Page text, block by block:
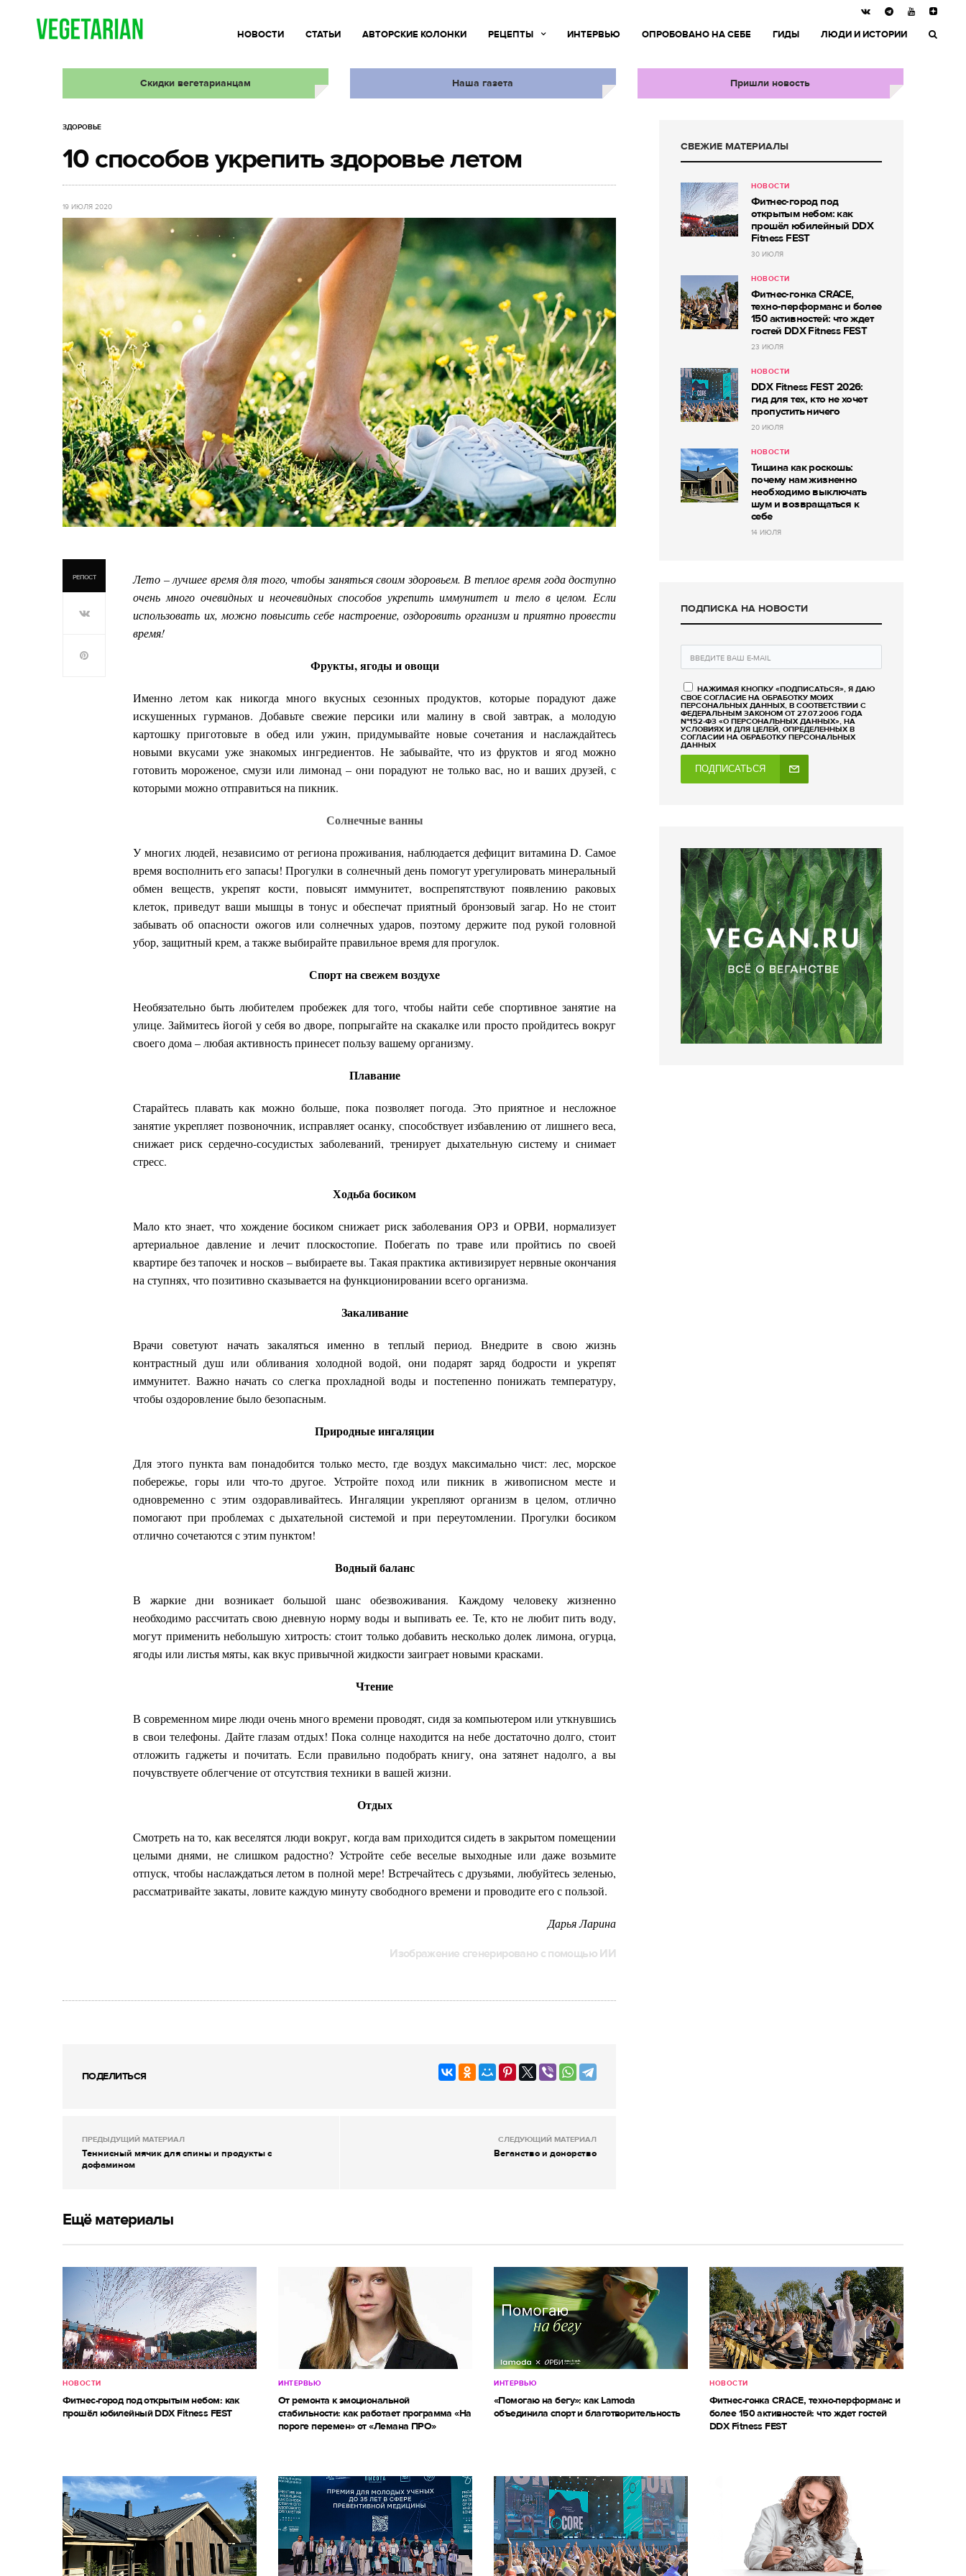
НОВОСТИ СТАТЬИ АВТОРСКИЕ КОЛОНКИ РЕЦЕПТЫ ИНТЕРВЬЮ ОПРОБОВАНО НА СЕБЕ ГИДЫ ЛЮДИ И ИСТОРИИ
Скидки вегетарианцам Наша газета Пришли новость
ЗДОРОВЬЕ
10 способов укрепить здоровье летом
19 ИЮЛЯ 2020
РЕПОСТ
Лето – лучшее время для того, чтобы заняться своим здоровьем. В теплое время года доступно
очень много очевидных и неочевидных способов укрепить иммунитет и тело в целом. Если
использовать их, можно повысить себе настроение, оздоровить организм и приятно провести
время!
Фрукты, ягоды и овощи
Именно летом как никогда много вкусных сезонных продуктов, которые порадуют даже
искушенных гурманов. Добавьте свежие персики или малину в свой завтрак, а молодую
картошку приготовьте в обед или ужин, придумывайте новые сочетания и наслаждайтесь
новыми вкусами уже знакомых ингредиентов. Не забывайте, что из фруктов и ягод можно
готовить мороженое, смузи или лимонад – они порадуют не только вас, но и ваших друзей, с
которыми можно отправиться на пикник.
Солнечные ванны
У многих людей, независимо от региона проживания, наблюдается дефицит витамина D. Самое
время восполнить его запасы! Прогулки в солнечный день помогут урегулировать минеральный
обмен веществ, укрепят кости, повысят иммунитет, воспрепятствуют появлению раковых
клеток, приведут ваши мышцы в тонус и обеспечат приятный бронзовый загар. Но не стоит
забывать об опасности ожогов или солнечных ударов, поэтому держите под рукой головной
убор, защитный крем, а также выбирайте правильное время для прогулок.
Спорт на свежем воздухе
Необязательно быть любителем пробежек для того, чтобы найти себе спортивное занятие на
улице. Займитесь йогой у себя во дворе, попрыгайте на скакалке или просто пройдитесь вокруг
своего дома – любая активность принесет пользу вашему организму.
Плавание
Старайтесь плавать как можно больше, пока позволяет погода. Это приятное и несложное
занятие укрепляет позвоночник, исправляет осанку, способствует избавлению от лишнего веса,
снижает риск сердечно-сосудистых заболеваний, тренирует дыхательную систему и снимает
стресс.
Ходьба босиком
Мало кто знает, что хождение босиком снижает риск заболевания ОРЗ и ОРВИ, нормализует
артериальное давление и лечит плоскостопие. Побегать по траве или пройтись по своей
квартире без тапочек и носков – выбираете вы. Такая практика активизирует нервные окончания
на ступнях, что позитивно сказывается на функционировании всего организма.
Закаливание
Врачи советуют начать закаляться именно в теплый период. Внедрите в свою жизнь
контрастный душ или обливания холодной водой, они подарят заряд бодрости и укрепят
иммунитет. Важно начать со слегка прохладной воды и постепенно понижать температуру,
чтобы оздоровление было безопасным.
Природные ингаляции
Для этого пункта вам понадобится только место, где воздух максимально чист: лес, морское
побережье, горы или что-то другое. Устройте поход или пикник в живописном месте и
одновременно с этим оздоравливайтесь. Ингаляции укрепляют организм в целом, отлично
помогают при проблемах с дыхательной системой и при переутомлении. Прогулки босиком
отлично сочетаются с этим пунктом!
Водный баланс
В жаркие дни возникает большой шанс обезвоживания. Каждому человеку жизненно
необходимо рассчитать свою дневную норму воды и выпивать ее. Те, кто не любит пить воду,
могут применить небольшую хитрость: стоит только добавить несколько долек лимона, огурца,
ягоды или листья мяты, как вкус привычной жидкости заиграет новыми красками.
Чтение
В современном мире люди очень много времени проводят, сидя за компьютером или уткнувшись
в свои телефоны. Дайте глазам отдых! Пока солнце находится на небе достаточно долго, стоит
отложить гаджеты и почитать. Если правильно подобрать книгу, она затянет надолго, а вы
почувствуете облегчение от отсутствия техники в вашей жизни.
Отдых
Смотреть на то, как веселятся люди вокруг, когда вам приходится сидеть в закрытом помещении
целыми днями, не слишком радостно? Устройте себе веселые выходные или даже возьмите
отпуск, чтобы наслаждаться летом в полной мере! Встречайтесь с друзьями, любуйтесь зеленью,
рассматривайте закаты, ловите каждую минуту свободного времени и проводите его с пользой.
Дарья Ларина
Изображение сгенерировано с помощью ИИ
ПОДЕЛИТЬСЯ
ПРЕДЫДУЩИЙ МАТЕРИАЛ
Теннисный мячик для спины и продукты с
дофамином
СЛЕДУЮЩИЙ МАТЕРИАЛ
Веганство и донорство
СВЕЖИЕ МАТЕРИАЛЫ
НОВОСТИ
Фитнес-город под
открытым небом: как
прошёл юбилейный DDX
Fitness FEST
30 ИЮЛЯ
НОВОСТИ
Фитнес-гонка CRACE,
техно-перформанс и более
150 активностей: что ждет
гостей DDX Fitness FEST
23 ИЮЛЯ
НОВОСТИ
DDX Fitness FEST 2026:
гид для тех, кто не хочет
пропустить ничего
20 ИЮЛЯ
НОВОСТИ
Тишина как роскошь:
почему нам жизненно
необходимо выключать
шум и возвращаться к
себе
14 ИЮЛЯ
ПОДПИСКА НА НОВОСТИ
НАЖИМАЯ КНОПКУ «ПОДПИСАТЬСЯ», Я ДАЮ
СВОЕ СОГЛАСИЕ НА ОБРАБОТКУ МОИХ
ПЕРСОНАЛЬНЫХ ДАННЫХ, В СООТВЕТСТВИИ С
ФЕДЕРАЛЬНЫМ ЗАКОНОМ ОТ 27.07.2006 ГОДА
№152-ФЗ «О ПЕРСОНАЛЬНЫХ ДАННЫХ», НА
УСЛОВИЯХ И ДЛЯ ЦЕЛЕЙ, ОПРЕДЕЛЕННЫХ В
СОГЛАСИИ НА ОБРАБОТКУ ПЕРСОНАЛЬНЫХ
ДАННЫХ
ПОДПИСАТЬСЯ
Ещё материалы
НОВОСТИ
Фитнес-город под открытым небом: как
прошёл юбилейный DDX Fitness FEST
ИНТЕРВЬЮ
От ремонта к эмоциональной
стабильности: как работает программа «На
пороге перемен» от «Лемана ПРО»
ИНТЕРВЬЮ
«Помогаю на бегу»: как Lamoda
объединила спорт и благотворительность
НОВОСТИ
Фитнес-гонка CRACE, техно-перформанс и
более 150 активностей: что ждет гостей
DDX Fitness FEST